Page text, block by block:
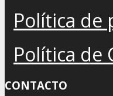
Política de
Política de
CONTACTO